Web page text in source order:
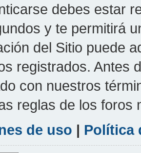
debes estar
y te permitirá
del Sitio puede
registrados. Antes
con nuestros
reglas de los foros
de uso | Política